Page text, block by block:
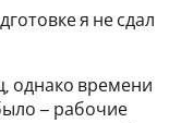
я не сдал
однако времени
– рабочие